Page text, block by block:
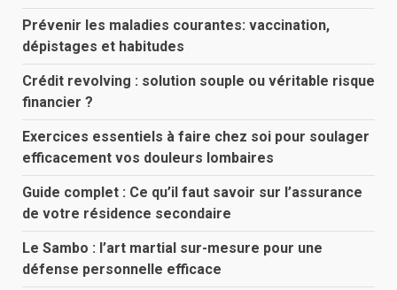
Prévenir les maladies courantes: vaccination,
dépistages et habitudes
Crédit revolving : solution souple ou véritable risque
financier ?
Exercices essentiels à faire chez soi pour soulager
efficacement vos douleurs lombaires
Guide complet : Ce qu’il faut savoir sur l’assurance
de votre résidence secondaire
Le Sambo : l’art martial sur-mesure pour une
défense personnelle efficace